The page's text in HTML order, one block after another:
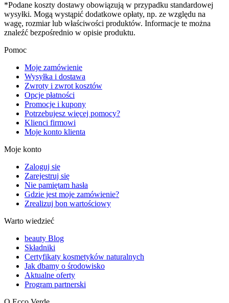
*Podane koszty dostawy obowiązują w przypadku standardowej
wysyłki. Mogą wystąpić dodatkowe opłaty, np. ze względu na
wagę, rozmiar lub właściwości produktów. Informacje te można
znaleźć bezpośrednio w opisie produktu.
Pomoc
Moje zamówienie
Wysyłka i dostawa
Zwroty i zwrot kosztów
Opcje płatności
Promocje i kupony
Potrzebujesz więcej pomocy?
Klienci firmowi
Moje konto klienta
Moje konto
Zaloguj się
Zarejestruj się
Nie pamiętam hasła
Gdzie jest moje zamówienie?
Zrealizuj bon wartościowy
Warto wiedzieć
beauty Blog
Składniki
Certyfikaty kosmetyków naturalnych
Jak dbamy o środowisko
Aktualne oferty
Program partnerski